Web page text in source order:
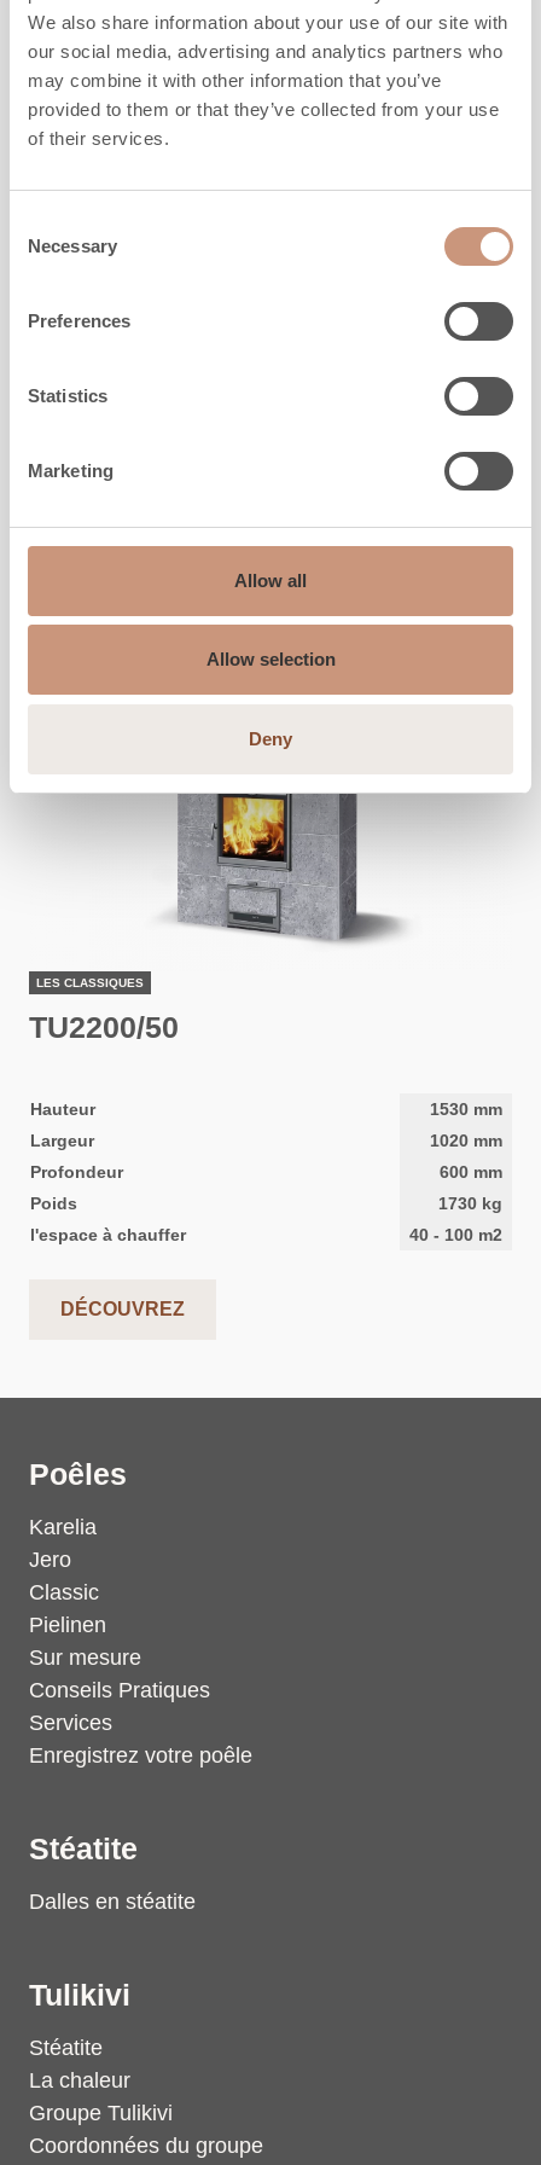
We also share information about your use of our site with
our social media, advertising and analytics partners who
may combine it with other information that you’ve
provided to them or that they’ve collected from your use
of their services.
Selection
Necessary
Preferences
Statistics
Marketing
Allow all
Allow selection
Deny
LES CLASSIQUES
TU2200/92
Hauteur 1530
mm
600mm
1730kg
LES CLASSIQUES
TU2200/50
Hauteur 1530 mm
Largeur
1020 mm
Profondeur
600 mm
Poids
1730 kg
l'espace à chauffer
40 - 100 m2
DÉCOUVREZ
Poêles
Karelia
Jero
Classic
Pielinen
Sur mesure
Conseils Pratiques
Services
Enregistrez votre poêle
Stéatite
Dalles en stéatite
Tulikivi
Stéatite
La chaleur
Groupe Tulikivi
Coordonnées du groupe